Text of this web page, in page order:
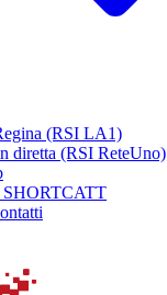
(RSI LA1)
diretta (RSI ReteUno)
SHORTCATT